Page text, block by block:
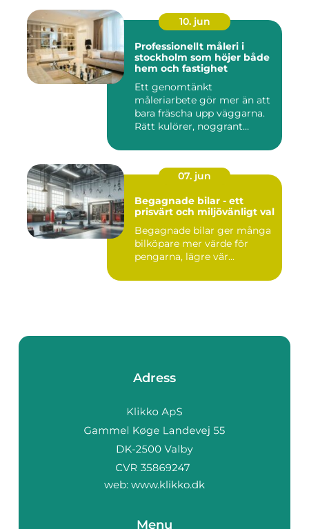
10. jun
Professionellt måleri i
stockholm som höjer både
hem och fastighet
Ett genomtänkt
måleriarbete gör mer än att
bara fräscha upp väggarna.
Rätt kulörer, noggrant
07. jun
Begagnade bilar - ett
prisvärt och miljövänligt val
Begagnade bilar ger många
bilköpare mer värde för
pengarna, lägre vär...
Adress
web: www.klikko.dk
Menu